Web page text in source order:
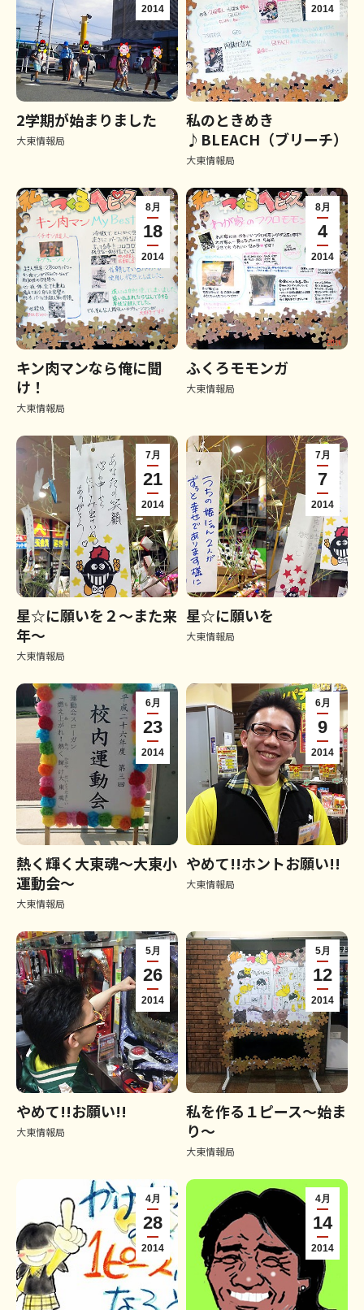
2014
2学期が始まりました
大東情報局
2014
私のときめき
♪BLEACH（ブリーチ）
大東情報局
8月
18
2014
キン肉マンなら俺に聞
け！
大東情報局
8月
4
2014
ふくろモモンガ
大東情報局
7月
21
2014
星☆に願いを２～また来
年～
大東情報局
7月
7
2014
星☆に願いを
大東情報局
6月
23
2014
熱く輝く大東魂～大東小
運動会～
大東情報局
6月
9
2014
やめて!!ホントお願い!!
大東情報局
5月
26
2014
やめて!!お願い!!
大東情報局
5月
12
2014
私を作る１ピース～始ま
り～
大東情報局
4月
28
2014
4月
14
2014